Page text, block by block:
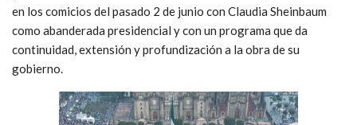
en los comicios del pasado 2 de junio con Claudia Sheinbaum
como abanderada presidencial y con un programa que da
continuidad, extensión y profundización a la obra de su
gobierno.